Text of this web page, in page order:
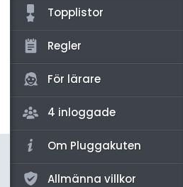
Topplistor
Regler
För lärare
4 inloggade
Om Pluggakuten
Allmänna villkor